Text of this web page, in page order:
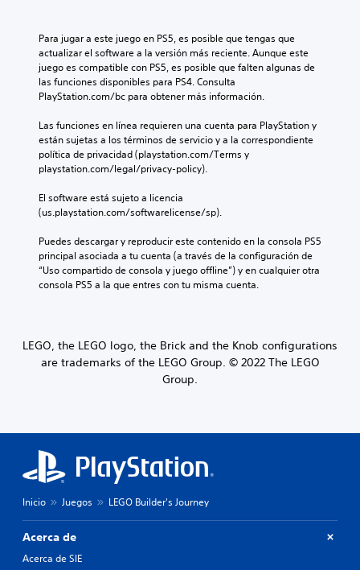
Para jugar a este juego en PS5, es posible que tengas que
actualizar el software a la versión más reciente. Aunque este
juego es compatible con PS5, es posible que falten algunas de
las funciones disponibles para PS4. Consulta
PlayStation.com/bc para obtener más información.
Las funciones en línea requieren una cuenta para PlayStation y
están sujetas a los términos de servicio y a la correspondiente
política de privacidad (playstation.com/Terms y
playstation.com/legal/privacy-policy).
El software está sujeto a licencia
(us.playstation.com/softwarelicense/sp).
Puedes descargar y reproducir este contenido en la consola PS5
principal asociada a tu cuenta (a través de la configuración de
“Uso compartido de consola y juego offline”) y en cualquier otra
consola PS5 a la que entres con tu misma cuenta.
LEGO, the LEGO logo, the Brick and the Knob configurations
are trademarks of the LEGO Group. © 2022 The LEGO
Group.
Inicio Juegos LEGO Builder's Journey
Acerca de
Acerca de SIE